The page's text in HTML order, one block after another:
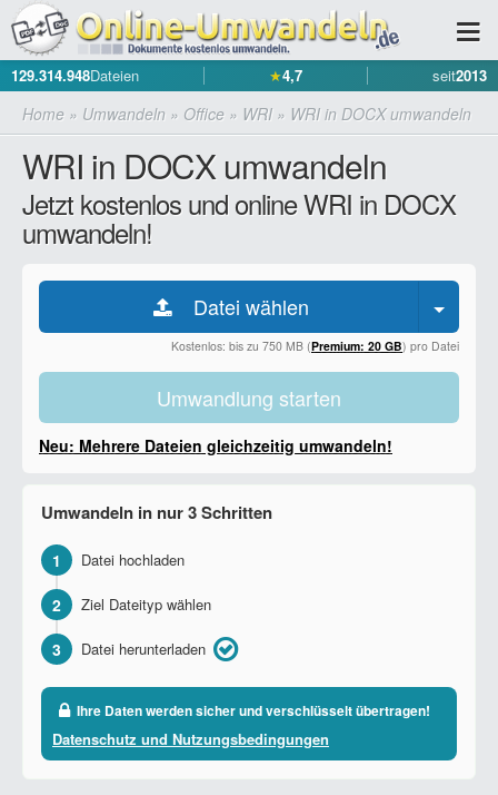
129.314.948Dateien ★4,7 seit2013
Home » Umwandeln » Office » WRI » WRI in DOCX umwandeln
WRI in DOCX umwandeln
Jetzt kostenlos und online WRI in DOCX
umwandeln!
Datei wählen
Kostenlos: bis zu 750 MB (Premium: 20 GB) pro Datei
Umwandlung starten
Neu: Mehrere Dateien gleichzeitig umwandeln!
Umwandeln in nur 3 Schritten
1 Datei hochladen
2 Ziel Dateityp wählen
3 Datei herunterladen
Ihre Daten werden sicher und verschlüsselt übertragen!
Datenschutz und Nutzungsbedingungen